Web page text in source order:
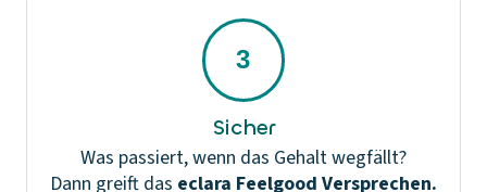
Sicher
Was passiert, wenn das Gehalt wegfällt?
Dann greift das eclara Feelgood Versprechen.